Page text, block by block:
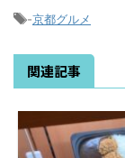
-京都グルメ
関連記事